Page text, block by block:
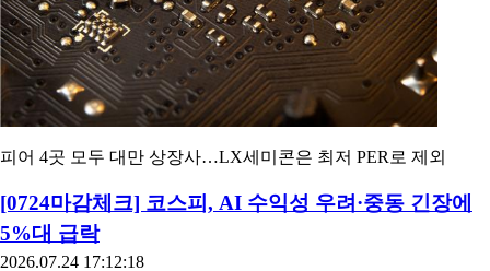
프리미엄'…공모가 논란
2026.08.03 06:30:00